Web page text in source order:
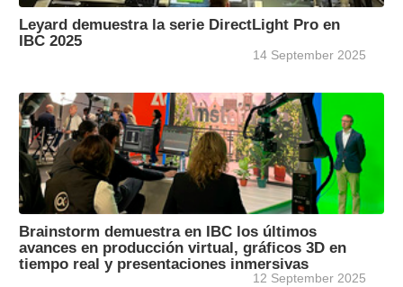
Leyard demuestra la serie DirectLight Pro en
IBC 2025
14 September 2025
Brainstorm demuestra en IBC los últimos
avances en producción virtual, gráficos 3D en
tiempo real y presentaciones inmersivas
12 September 2025